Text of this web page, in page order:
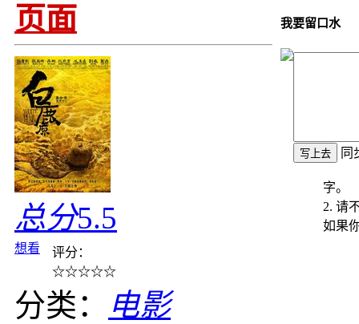
我要留口水
同
字。
2. 请
如果
页面
总分5.5
想看
评分：
☆☆☆☆☆
分类：
电影